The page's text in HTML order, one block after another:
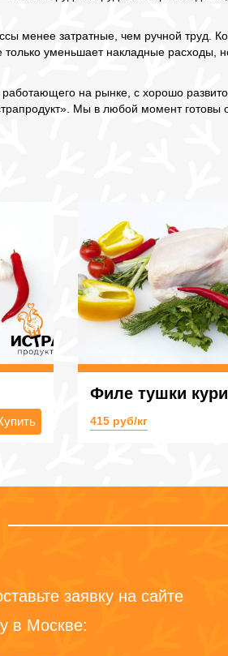
менее затратные, чем ручной труд.
уменьшает накладные расходы,
работающего на рынке, с хорошо
Мы в любой момент готовы
Филе тушки
415 руб/кг
заявку на сайте
в Москве: